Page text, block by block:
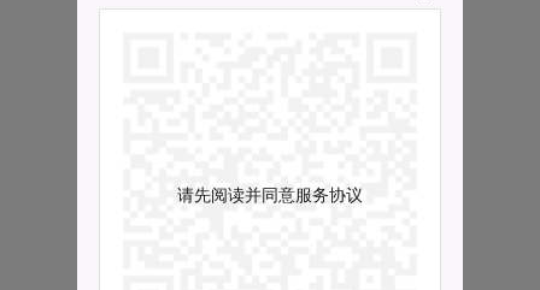
请先阅读并同意服务协议